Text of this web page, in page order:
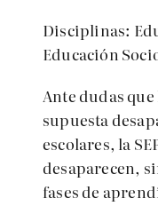
Disciplinas:
Educación
Ante dudas
supuesta
escolares, la
desaparecen,
fases de